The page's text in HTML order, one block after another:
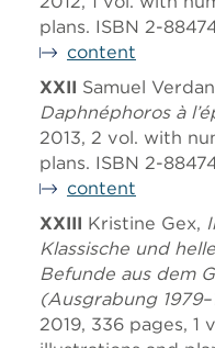
plans. ISBN 2-
content
XXII Samuel
Daphnéphoros à
2013, 2 vol. with
plans. ISBN 2-
content
XXIII Kristine Gex,
Klassische und
Befunde aus dem
(Ausgrabung
2019, 336 pages, 1